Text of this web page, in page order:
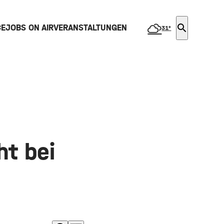
JOBS ON AIRVERANSTALTUNGEN 31° search
bei